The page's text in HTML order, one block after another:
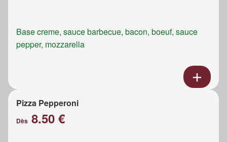
Base creme, sauce barbecue, bacon, boeuf, sauce
pepper, mozzarella
Pizza Pepperoni
Dès 8.50 €